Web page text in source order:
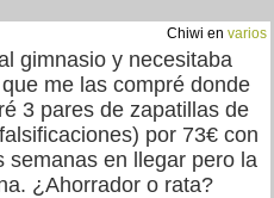
Chiwi en varios
gimnasio y necesitaba
me las compré donde
3 pares de zapatillas de
por 73€ con
semanas en llegar pero la
¿Ahorrador o rata?